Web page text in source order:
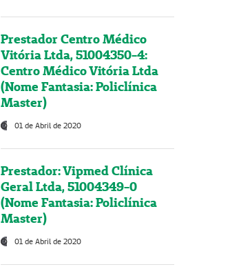
Prestador Centro Médico
Vitória Ltda, 51004350-4:
Centro Médico Vitória Ltda
(Nome Fantasia: Policlínica
Master)
01 de Abril de 2020
Prestador: Vipmed Clínica
Geral Ltda, 51004349-0
(Nome Fantasia: Policlínica
Master)
01 de Abril de 2020